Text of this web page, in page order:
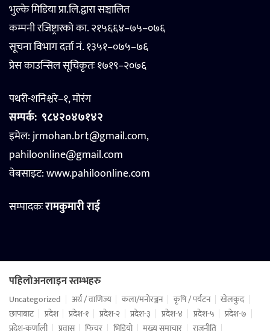
भुल्के मिडिया प्रा.लि.द्वारा सञ्चालित
कम्पनी रजिष्ट्रारको का. २१५६६४–७५–०७६
सूचना विभाग दर्ता नं. १३५१–०७५–७६
प्रेस काउन्सिल सूचिकृतः १७१९–२०७६
पथरी-शनिश्चरे–१, मोरंग
सम्पर्क: ९८४२०४७१४२
इमेल: jrmohan.brt@gmail.com,
pahiloonline@gmail.com
वेबसाइट:www.pahiloonline.com
सम्पादकःरामकुमारी राई
पहिलोअनलाइन स्तम्भहरु
Uncategorized अर्थ / वाणिज्य कला/मनोरञ्जन कृषि / पर्यटन
खेलकुद
छापाबाट
प्रदेश प्रदेश-१ प्रदेश-२ प्रदेश-३ प्रदेश-४ प्रदेश-५
प्रदेश-७